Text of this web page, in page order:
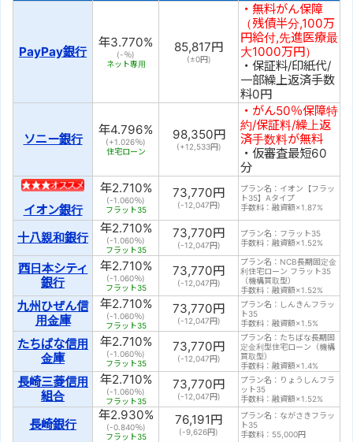
PayPay銀行
年3.770%
(-％)
ネット専用
85,817円
(±0円)
・無料がん保障
（残債半分,100万
円給付,先進医療最
大1000万円）
・保証料/印紙代/
一部繰上返済手数
料0円
ソニー銀行
年4.796%
(+1.026％)
住宅ローン
98,350円
(+12,533円)
・がん50％保障特
約/保証料/繰上返
済手数料が無料
・仮審査最短60
分
イオン銀行
年2.710%
(-1.060％)
フラット35
73,770円
(-12,047円)
プラン名：イオン【フラッ
ト35】Aタイプ
手数料：融資額×1.87%
十八親和銀行
年2.710%
(-1.060％)
フラット35
73,770円
(-12,047円)
プラン名：フラット35
手数料：融資額×1.52%
西日本シティ
銀行
年2.710%
(-1.060％)
フラット35
73,770円
(-12,047円)
プラン名：NCB長期固定金
利住宅ローン フラット35
（機構買取型）
手数料：融資額×1.52%
九州ひぜん信
用金庫
年2.710%
(-1.060％)
フラット35
73,770円
(-12,047円)
プラン名：しんきんフラッ
ト35
手数料：融資額×1.5%
たちばな信用
金庫
年2.710%
(-1.060％)
フラット35
73,770円
(-12,047円)
プラン名：たちばな長期固
定金利型住宅ローン（機構
買取型）
手数料：融資額×1.4%
長崎三菱信用
組合
年2.710%
(-1.060％)
フラット35
73,770円
(-12,047円)
プラン名：りょうしんフラ
ット35
手数料：融資額×1.52%
長崎銀行
年2.930%
(-0.840％)
フラット35
76,191円
(-9,626円)
プラン名：ながさきフラッ
ト35
手数料：55,000円